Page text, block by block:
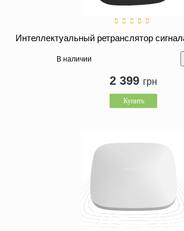
Интеллектуальный ретранслятор
В наличии
2 399 грн
Купить